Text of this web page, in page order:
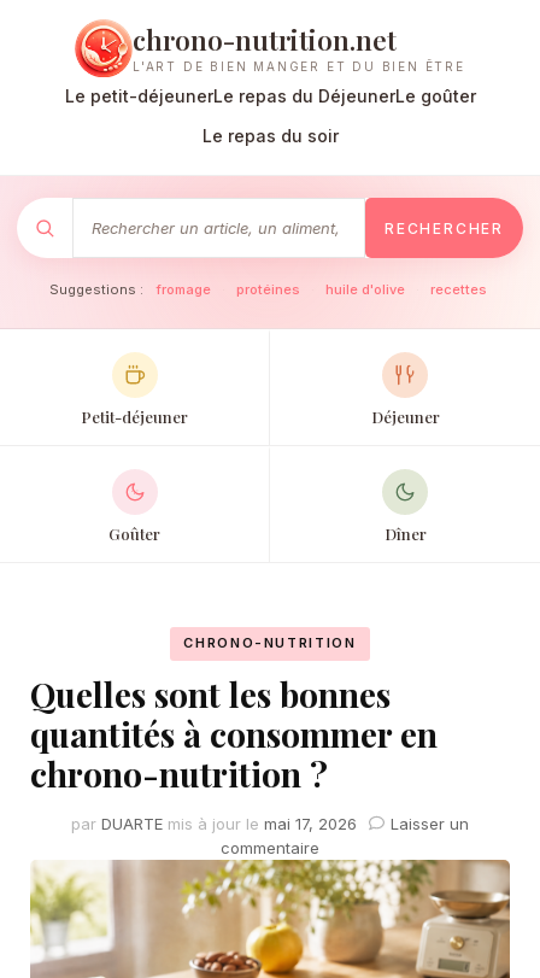
chrono-nutrition.net
L'ART DE BIEN MANGER ET DU BIEN ÊTRE
Le petit-déjeunerLe repas du DéjeunerLe goûter
Le repas du soir
RECHERCHER
Suggestions : fromage protéines huile d'olive recettes
Petit-déjeuner Déjeuner
Goûter Dîner
CHRONO-NUTRITION
Quelles sont les bonnes
quantités à consommer en
chrono-nutrition ?
par DUARTE mis à jour le mai 17, 2026
Laisser un
commentaire
Quelles
sont
les
bonnes
quantités